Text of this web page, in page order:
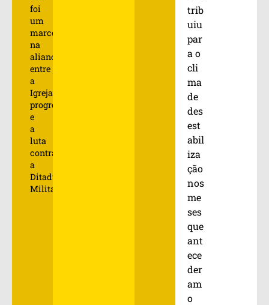
foi
um
marco
na
aliança
entre
a
Igreja
progressista
e
a
luta
contra
a
Ditadura
Militar.
trib
uiu
par
a o
cli
ma
de
des
est
abil
iza
ção
nos
me
ses
que
ant
ece
der
am
o